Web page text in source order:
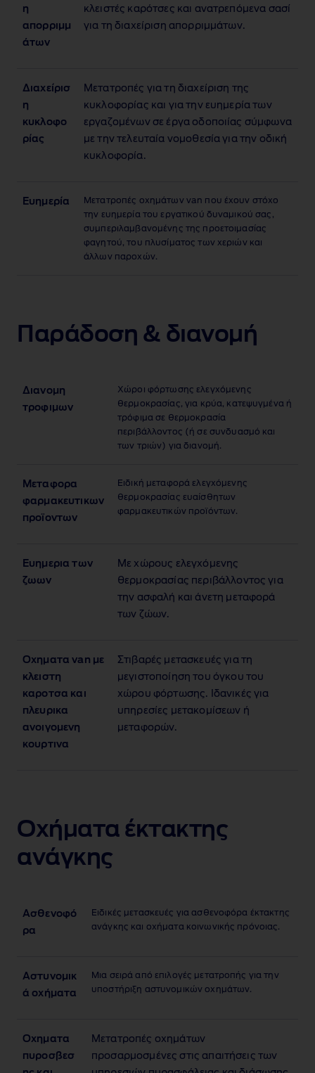
η
απορριμμ
άτων
κλειστές καρότσες και ανατρεπόμενα σασί
για τη διαχείριση απορριμμάτων.
Διαχείρισ
η
κυκλοφο
ρίας
Μετατροπές για τη διαχείριση της
κυκλοφορίας και για την ευημερία των
εργαζομένων σε έργα οδοποιίας σύμφωνα
με την τελευταία νομοθεσία για την οδική
κυκλοφορία.
Ευημερία
Μετατροπές οχημάτων van που έχουν στόχο
την ευημερία του εργατικού δυναμικού σας,
συμπεριλαμβανομένης της προετοιμασίας
φαγητού, του πλυσίματος των χεριών και
άλλων παροχών.
Παράδοση & διανομή
Διανομη
τροφιμων
Χώροι φόρτωσης ελεγχόμενης
θερμοκρασίας, για κρύα, κατεψυγμένα ή
τρόφιμα σε θερμοκρασία
περιβάλλοντος (ή σε συνδυασμό και
των τριών) για διανομή.
Μεταφορα
φαρμακευτικων
προϊοντων
Ειδική μεταφορά ελεγχόμενης
θερμοκρασίας ευαίσθητων
φαρμακευτικών προϊόντων.
Ευημερια των
ζωων
Με χώρους ελεγχόμενης
θερμοκρασίας περιβάλλοντος για
την ασφαλή και άνετη μεταφορά
των ζώων.
Οχηματα van με
κλειστη
καροτσα και
πλευρικα
ανοιγομενη
κουρτινα
Στιβαρές μετασκευές για τη
μεγιστοποίηση του όγκου του
χώρου φόρτωσης. Ιδανικές για
υπηρεσίες μετακομίσεων ή
μεταφορών.
Οχήματα έκτακτης
ανάγκης
Ασθενοφό
ρα
Ειδικές μετασκευές για ασθενοφόρα έκτακτης
ανάγκης και οχήματα κοινωνικής πρόνοιας.
Αστυνομικ
ά οχήματα
Μια σειρά από επιλογές μετατροπής για την
υποστήριξη αστυνομικών οχημάτων.
Οχηματα
πυροσβεσ
Μετατροπές οχημάτων
προσαρμοσμένες στις απαιτήσεις των